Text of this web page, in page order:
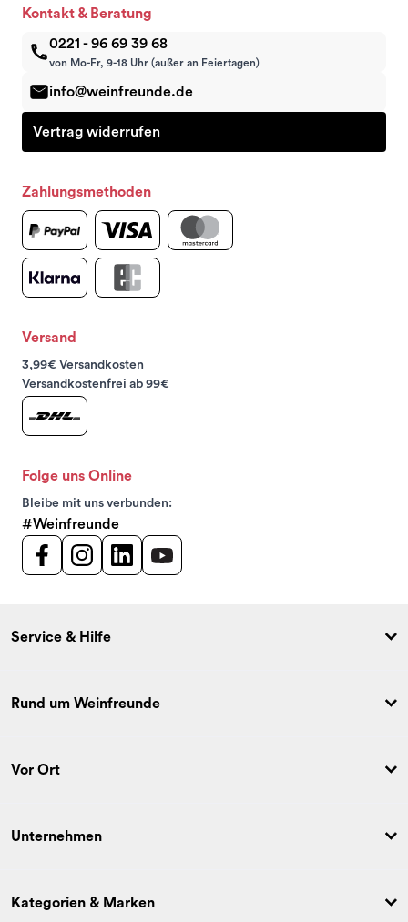
Kontakt & Beratung
0221 - 96 69 39 68
von Mo-Fr, 9-18 Uhr (außer an Feiertagen)
info@weinfreunde.de
Vertrag widerrufen
Zahlungsmethoden
Versand
3,99€ Versandkosten
Versandkostenfrei ab 99€
Folge uns Online
Bleibe mit uns verbunden:
#Weinfreunde
Service & Hilfe
Rund um Weinfreunde
Vor Ort
Unternehmen
Kategorien & Marken